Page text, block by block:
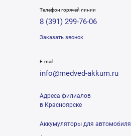
Телефон горячей линии
8 (391) 299-76-06
Заказать звонок
E-mail
info@medved-akkum.ru
Адреса филиалов
в Красноярске
Аккумуляторы для автомобиля